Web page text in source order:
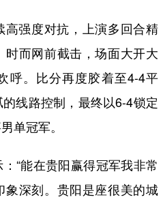
强度对抗，上演多回合精
而网前截击，场面大开大
呼。比分再度胶着至4-4平
线路控制，最终以6-4锁定
单冠军。
能在贵阳赢得冠军我非常
深刻。贵阳是座很美的城